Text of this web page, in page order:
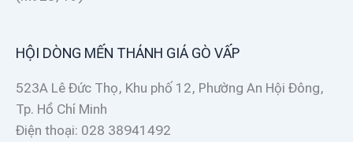
HỘI DÒNG MẾN THÁNH GIÁ GÒ VẤP
523A Lê Đức Thọ, Khu phố 12, Phường An Hội Đông,
Tp. Hồ Chí Minh
Điện thoại: 028 38941492